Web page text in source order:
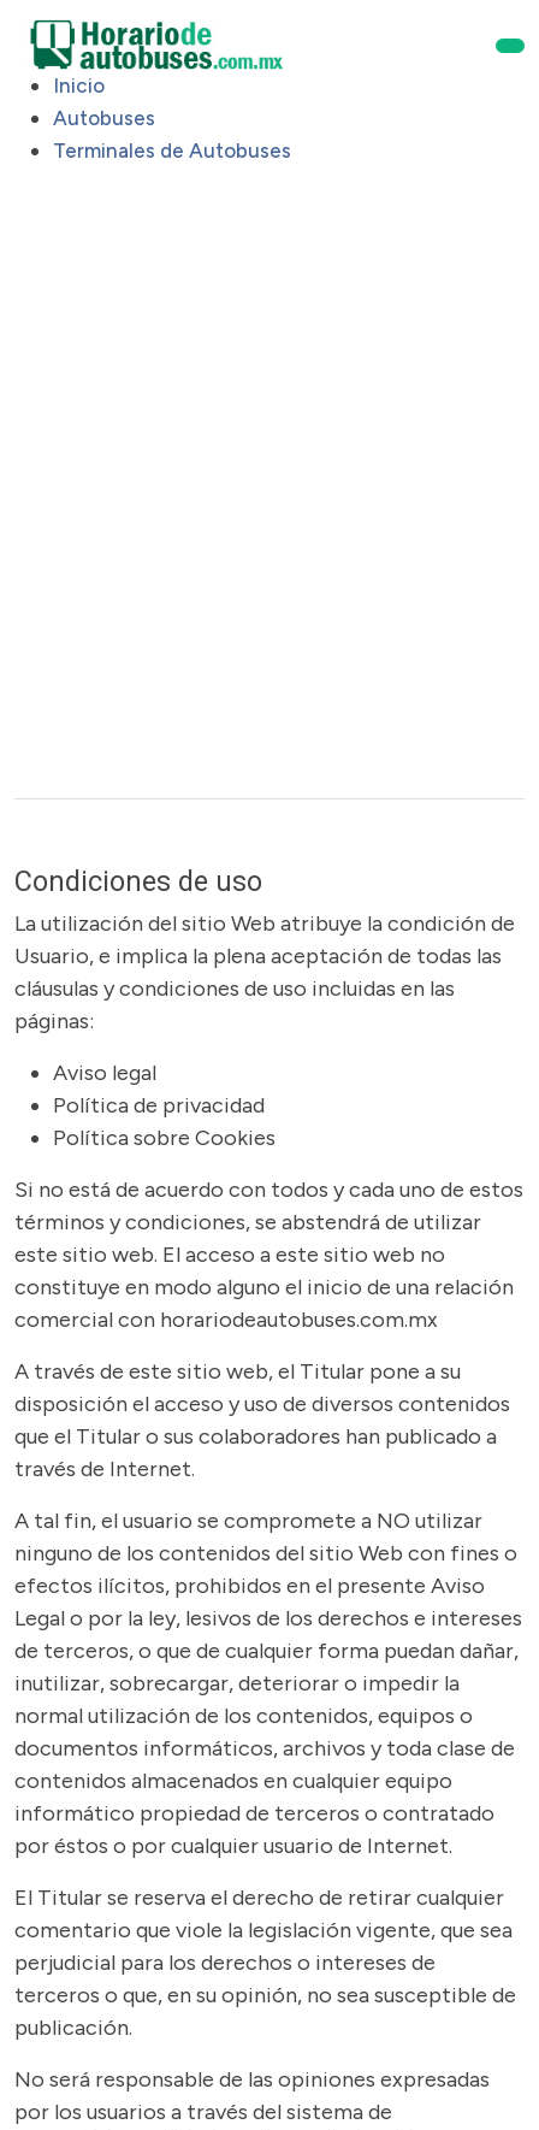
Inicio
Autobuses
Terminales de Autobuses
Condiciones de uso
La utilización del sitio Web atribuye la condición de
Usuario, e implica la plena aceptación de todas las
cláusulas y condiciones de uso incluidas en las
páginas:
Aviso legal
Política de privacidad
Política sobre Cookies
Si no está de acuerdo con todos y cada uno de estos
términos y condiciones, se abstendrá de utilizar
este sitio web. El acceso a este sitio web no
constituye en modo alguno el inicio de una relación
comercial con horariodeautobuses.com.mx
A través de este sitio web, el Titular pone a su
disposición el acceso y uso de diversos contenidos
que el Titular o sus colaboradores han publicado a
través de Internet.
A tal fin, el usuario se compromete a NO utilizar
ninguno de los contenidos del sitio Web con fines o
efectos ilícitos, prohibidos en el presente Aviso
Legal o por la ley, lesivos de los derechos e intereses
de terceros, o que de cualquier forma puedan dañar,
inutilizar, sobrecargar, deteriorar o impedir la
normal utilización de los contenidos, equipos o
documentos informáticos, archivos y toda clase de
contenidos almacenados en cualquier equipo
informático propiedad de terceros o contratado
por éstos o por cualquier usuario de Internet.
El Titular se reserva el derecho de retirar cualquier
comentario que viole la legislación vigente, que sea
perjudicial para los derechos o intereses de
terceros o que, en su opinión, no sea susceptible de
publicación.
No será responsable de las opiniones expresadas
por los usuarios a través del sistema de